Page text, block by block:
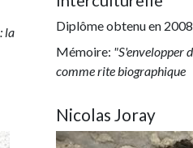
la
Diplôme obtenu en 2008
Mémoire: "S'envelopper
comme rite biographique
Nicolas Joray
Image